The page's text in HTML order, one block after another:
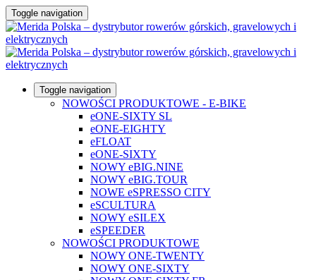
Toggle navigation
Toggle navigation
NOWOŚCI PRODUKTOWE - E-BIKE
eONE-SIXTY SL
eONE-EIGHTY
eFLOAT
eONE-SIXTY
NOWY eBIG.NINE
NOWY eBIG.TOUR
NOWE eSPRESSO CITY
eSCULTURA
NOWY eSILEX
eSPEEDER
NOWOŚCI PRODUKTOWE
NOWY ONE-TWENTY
NOWY ONE-SIXTY